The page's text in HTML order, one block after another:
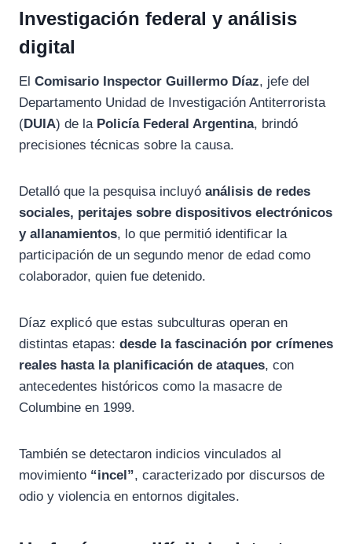
Investigación federal y análisis
digital
El Comisario Inspector Guillermo Díaz, jefe del
Departamento Unidad de Investigación Antiterrorista
(DUIA) de la Policía Federal Argentina, brindó
precisiones técnicas sobre la causa.
Detalló que la pesquisa incluyó análisis de redes
sociales, peritajes sobre dispositivos electrónicos
y allanamientos, lo que permitió identificar la
participación de un segundo menor de edad como
colaborador, quien fue detenido.
Díaz explicó que estas subculturas operan en
distintas etapas: desde la fascinación por crímenes
reales hasta la planificación de ataques, con
antecedentes históricos como la masacre de
Columbine en 1999.
También se detectaron indicios vinculados al
movimiento “incel”, caracterizado por discursos de
odio y violencia en entornos digitales.